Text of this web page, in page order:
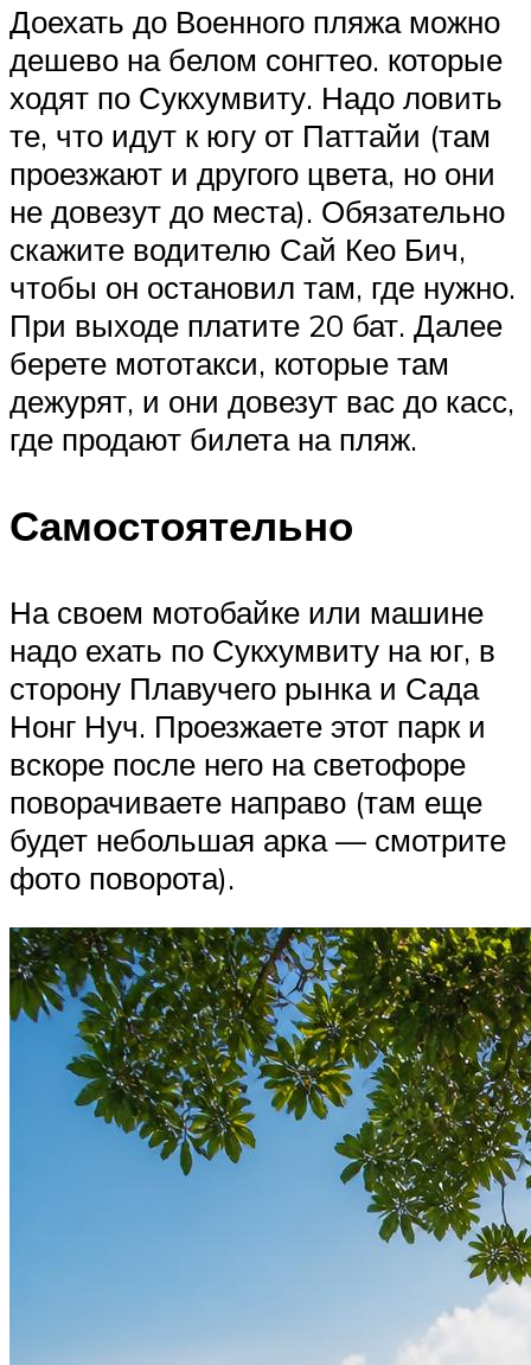
Доехать до Военного пляжа можно
дешево на белом сонгтео. которые
ходят по Сукхумвиту. Надо ловить
те, что идут к югу от Паттайи (там
проезжают и другого цвета, но они
не довезут до места). Обязательно
скажите водителю Сай Кео Бич,
чтобы он остановил там, где нужно.
При выходе платите 20 бат. Далее
берете мототакси, которые там
дежурят, и они довезут вас до касс,
где продают билета на пляж.
Самостоятельно
На своем мотобайке или машине
надо ехать по Сукхумвиту на юг, в
сторону Плавучего рынка и Сада
Нонг Нуч. Проезжаете этот парк и
вскоре после него на светофоре
поворачиваете направо (там еще
будет небольшая арка — смотрите
фото поворота).